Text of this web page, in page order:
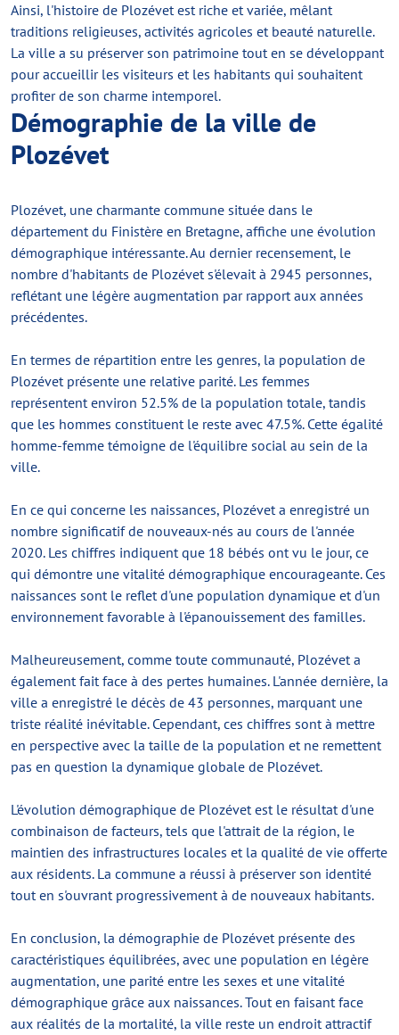
Ainsi, l'histoire de Plozévet est riche et variée, mêlant
traditions religieuses, activités agricoles et beauté naturelle.
La ville a su préserver son patrimoine tout en se développant
pour accueillir les visiteurs et les habitants qui souhaitent
profiter de son charme intemporel.
Démographie de la ville de
Plozévet
Plozévet, une charmante commune située dans le
département du Finistère en Bretagne, affiche une évolution
démographique intéressante. Au dernier recensement, le
nombre d'habitants de Plozévet s'élevait à 2945 personnes,
reflétant une légère augmentation par rapport aux années
précédentes.
En termes de répartition entre les genres, la population de
Plozévet présente une relative parité. Les femmes
représentent environ 52.5% de la population totale, tandis
que les hommes constituent le reste avec 47.5%. Cette égalité
homme-femme témoigne de l'équilibre social au sein de la
ville.
En ce qui concerne les naissances, Plozévet a enregistré un
nombre significatif de nouveaux-nés au cours de l'année
2020. Les chiffres indiquent que 18 bébés ont vu le jour, ce
qui démontre une vitalité démographique encourageante. Ces
naissances sont le reflet d'une population dynamique et d'un
environnement favorable à l'épanouissement des familles.
Malheureusement, comme toute communauté, Plozévet a
également fait face à des pertes humaines. L'année dernière, la
ville a enregistré le décès de 43 personnes, marquant une
triste réalité inévitable. Cependant, ces chiffres sont à mettre
en perspective avec la taille de la population et ne remettent
pas en question la dynamique globale de Plozévet.
L'évolution démographique de Plozévet est le résultat d'une
combinaison de facteurs, tels que l'attrait de la région, le
maintien des infrastructures locales et la qualité de vie offerte
aux résidents. La commune a réussi à préserver son identité
tout en s'ouvrant progressivement à de nouveaux habitants.
En conclusion, la démographie de Plozévet présente des
caractéristiques équilibrées, avec une population en légère
augmentation, une parité entre les sexes et une vitalité
démographique grâce aux naissances. Tout en faisant face
aux réalités de la mortalité, la ville reste un endroit attractif